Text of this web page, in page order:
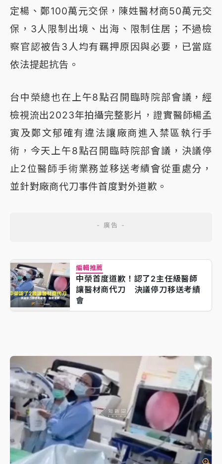
定楊、鄭100萬元交保，陳姓醫材商50萬元交
保，3人限制出境、出海、限制住居；不過檢
察官認被告3人均有羈押原因與必要，已當庭
依法提起抗告。
台中榮總也在上午8點召開臨時院部會議，經
檢視流出2023年拍攝完整影片，證實醫師楊孟
寅及鄭文郁確有違法讓廠商進入禁區執行手
術，今天上午8點召開臨時院部會議，決議停
止2位醫師手術業務並移送考績會從重處分，
並針對廠商代刀事件首度對外道歉。
編輯推薦
中榮首度道歉！認了2主任級醫師
讓醫材商代刀 決議停刀移送考績
會